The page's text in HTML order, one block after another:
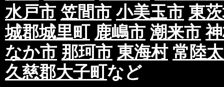
水戸市 笠間市 小美玉市 東
城郡城里町 鹿嶋市 潮来市
なか市 那珂市 東海村 常陸
久慈郡大子町など